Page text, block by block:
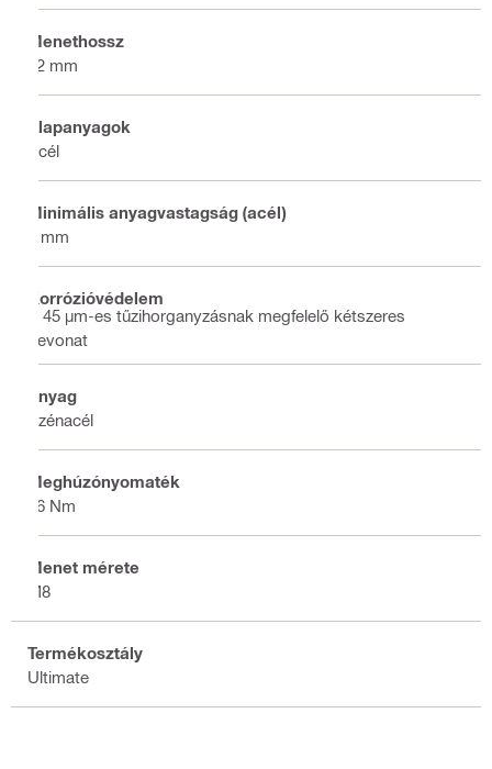
Menethossz
12 mm
Alapanyagok
Acél
Minimális anyagvastagság (acél)
6 mm
Korrózióvédelem
A 45 µm-es tűzihorganyzásnak megfelelő kétszeres
bevonat
Anyag
Szénacél
Meghúzónyomaték
16 Nm
Menet mérete
M8
Termékosztály
Ultimate